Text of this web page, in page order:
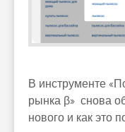
В инструменте
рынка β» снова
нового и как это